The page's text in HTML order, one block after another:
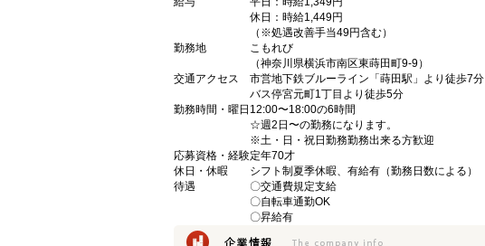
休日：時給1,449円
（※処遇改善手当49円含む）
勤務地
こもれび
（神奈川県横浜市南区東蒔田町9-9）
交通アクセス
市営地下鉄ブルーライン「蒔田駅」より徒歩7分
バス停宮元町1丁目より徒歩5分
勤務時間・曜日 12:00〜18:00の6時間
☆週2日〜の勤務になります。
※土・日・祝日勤務勤務出来る方歓迎
応募資格・経験定年70才
休日・休暇
シフト制夏季休暇、有給有（勤務日数による）
待遇
〇交通費規定支給
〇自転車通勤OK
〇昇給有